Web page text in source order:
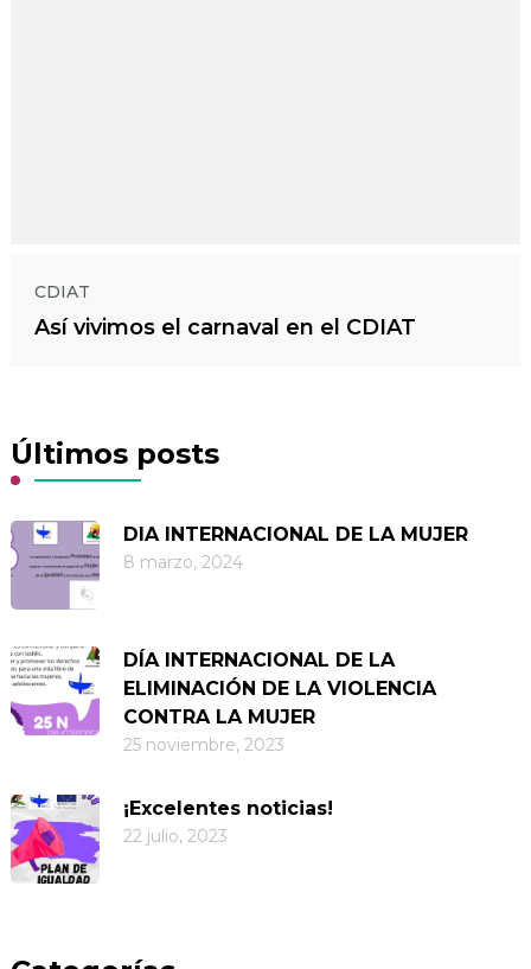
CDIAT
Así vivimos el carnaval en el CDIAT
Últimos posts
DIA INTERNACIONAL DE LA MUJER
8 marzo, 2024
DÍA INTERNACIONAL DE LA
ELIMINACIÓN DE LA VIOLENCIA
CONTRA LA MUJER
25 noviembre, 2023
¡Excelentes noticias!
22 julio, 2023